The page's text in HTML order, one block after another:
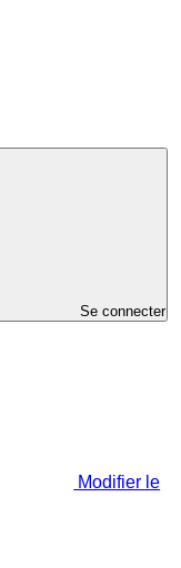
Se connecter
Modifier le